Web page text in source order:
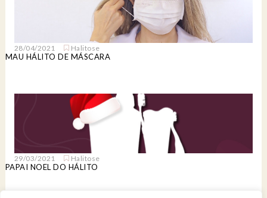
28/04/2021 Halitose
MAU HÁLITO DE MÁSCARA
29/03/2021 Halitose
PAPAI NOEL DO HÁLITO